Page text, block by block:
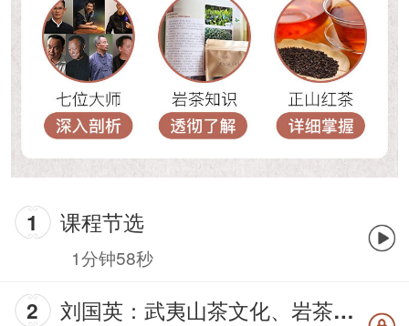
课程节选
1分钟58秒
刘国英：武夷山茶文化、岩茶详解